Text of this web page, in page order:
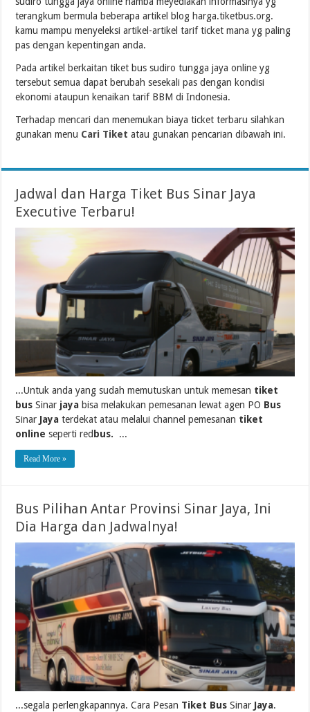
terangkum bermula beberapa artikel blog harga.tiketbus.org.
kamu mampu menyeleksi artikel-artikel tarif ticket mana yg paling
pas dengan kepentingan anda.
Pada artikel berkaitan tiket bus sudiro tungga jaya online yg
tersebut semua dapat berubah sesekali pas dengan kondisi
ekonomi ataupun kenaikan tarif BBM di Indonesia.
Terhadap mencari dan menemukan biaya ticket terbaru silahkan
gunakan menu Cari Tiket atau gunakan pencarian dibawah ini.
Jadwal dan Harga Tiket Bus Sinar Jaya
Executive Terbaru!
...Untuk anda yang sudah memutuskan untuk memesan tiket
bus Sinar jaya bisa melakukan pemesanan lewat agen PO Bus
Sinar Jaya terdekat atau melalui channel pemesanan tiket
online seperti red bus. ...
Read More »
Bus Pilihan Antar Provinsi Sinar Jaya, Ini
Dia Harga dan Jadwalnya!
...segala perlengkapannya. Cara Pesan Tiket Bus Sinar Jaya.